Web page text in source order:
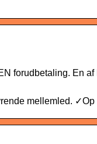
forudbetaling. En af
mellemled. ✓Op